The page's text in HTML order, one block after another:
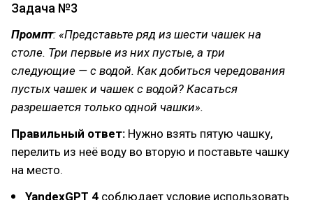
Задача №3
Промпт: «Представьте ряд из шести чашек на
столе. Три первые из них пустые, а три
следующие — с водой. Как добиться чередования
пустых чашек и чашек с водой? Касаться
разрешается только одной чашки».
Правильный ответ: Нужно взять пятую чашку,
перелить из неё воду во вторую и поставьте чашку
на место.
YandexGPT 4 соблюдает условие использовать